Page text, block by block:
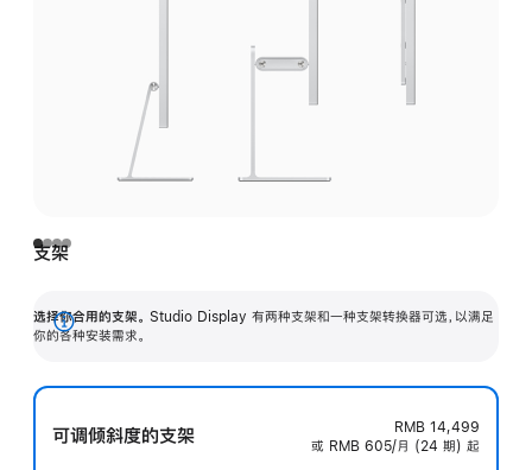
支架
选择你合用的支架。 Studio Display 有两种支架和一种支架转换器可选，以满足
你的各种安装需求。
展
可调倾斜度的支架
RMB 14,499
或 RMB 605/月 (24 期) 起